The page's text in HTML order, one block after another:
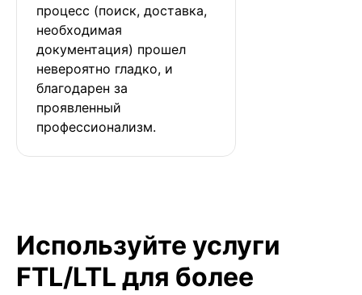
процесс (поиск, доставка,
необходимая
документация) прошел
невероятно гладко, и
благодарен за
проявленный
профессионализм.
Используйте услуги
FTL/LTL для более